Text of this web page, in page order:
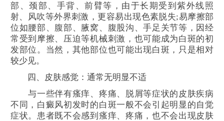
部、颈部、手背、前臂等，由于长期受到紫外线照
射、风吹等外界刺激，更容易出现色素脱失;易摩擦部
位如腰部、腹部、腋窝、腹股沟、手足关节等，因经
常受到摩擦、压迫等机械刺激，也可能成为白斑的初
发部位。当然，其他部位也可能出现白斑，只是相对
较少见。
四、皮肤感觉：通常无明显不适
与一些伴有瘙痒、疼痛、脱屑等症状的皮肤疾病
不同，白癜风初发时的白斑一般不会引起明显的自觉
症状。患者既不会感到瘙痒、疼痛，也不会出现皮肤